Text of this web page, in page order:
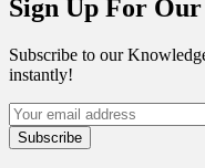
Sign Up For
Subscribe to our
instantly!
Subscribe